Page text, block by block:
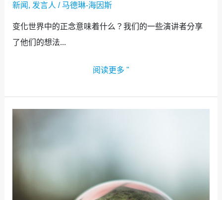
新闻 , 发言人 / 马德琳-海因斯
变化世界中的正念意味着什么？我们的一些演讲者分享
了他们的想法...
阅读更多 "
开
幕！